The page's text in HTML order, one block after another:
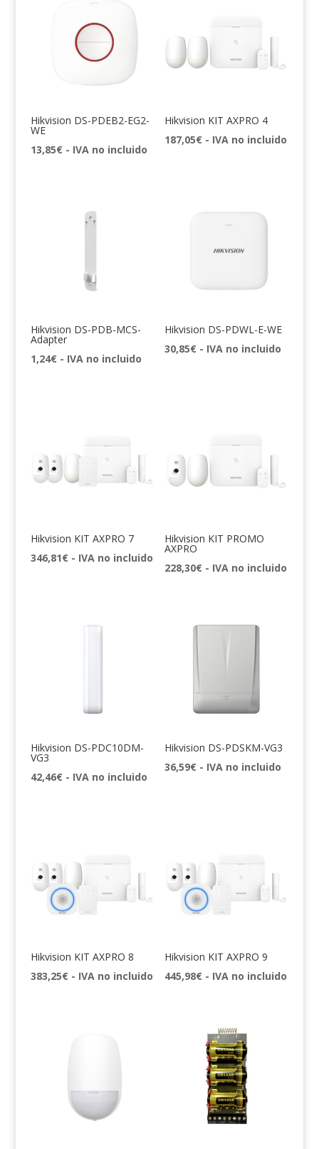
Hikvision DS-PDEB2-EG2-
WE
13,85€ - IVA no incluido
Hikvision KIT AXPRO 4
187,05€ - IVA no incluido
Hikvision DS-PDB-MCS-
Adapter
1,24€ - IVA no incluido
Hikvision DS-PDWL-E-WE
30,85€ - IVA no incluido
Hikvision KIT AXPRO 7
346,81€ - IVA no incluido
Hikvision KIT PROMO
AXPRO
228,30€ - IVA no incluido
Hikvision DS-PDC10DM-
VG3
42,46€ - IVA no incluido
Hikvision DS-PDSKM-VG3
36,59€ - IVA no incluido
Hikvision KIT AXPRO 8
383,25€ - IVA no incluido
Hikvision KIT AXPRO 9
445,98€ - IVA no incluido